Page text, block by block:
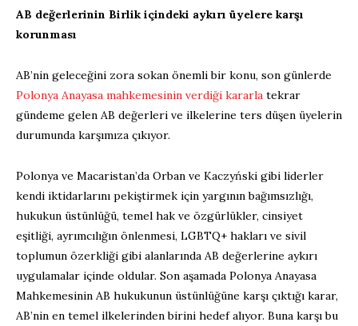
AB değerlerinin Birlik içindeki aykırı üyelere karşı
korunması
AB’nin geleceğini zora sokan önemli bir konu, son günlerde
Polonya Anayasa mahkemesinin verdiği kararla tekrar
gündeme gelen AB değerleri ve ilkelerine ters düşen üyelerin
durumunda karşımıza çıkıyor.
Polonya ve Macaristan’da Orban ve Kaczyński gibi liderler
kendi iktidarlarını pekiştirmek için yargının bağımsızlığı,
hukukun üstünlüğü, temel hak ve özgürlükler, cinsiyet
eşitliği, ayrımcılığın önlenmesi, LGBTQ+ hakları ve sivil
toplumun özerkliği gibi alanlarında AB değerlerine aykırı
uygulamalar içinde oldular. Son aşamada Polonya Anayasa
Mahkemesinin AB hukukunun üstünlüğüne karşı çıktığı karar,
AB’nin en temel ilkelerinden birini hedef alıyor. Buna karşı bu